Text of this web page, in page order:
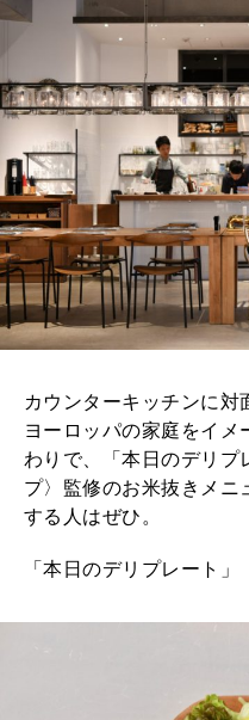
カウンターキッチンに対
ヨーロッパの家庭をイ
わりで、「本日のデリプ
プ〉監修のお米抜きメニ
する人はぜひ。
「本日のデリプレート」